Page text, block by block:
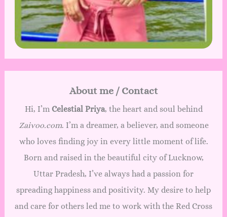
About me / Contact
Hi, I’m Celestial Priya, the heart and soul behind
Zaivoo.com. I’m a dreamer, a believer, and someone
who loves finding joy in every little moment of life.
Born and raised in the beautiful city of Lucknow,
Uttar Pradesh, I’ve always had a passion for
spreading happiness and positivity. My desire to help
and care for others led me to work with the Red Cross